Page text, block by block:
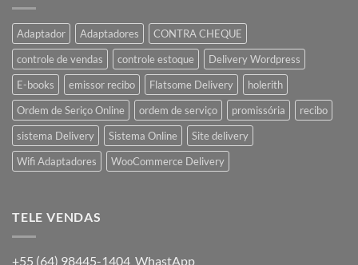
Adaptador Adaptadores
CONTRA CHEQUE
controle de vendas
controle estoque
Delivery Wordpress
E-books
emissor recibo Flatsome Delivery
holerith
Ordem de Seriço Online
ordem de serviço promissória
recibo
sistema Delivery
Sistema Online
Site delivery
Wifi Adaptadores
WooCommerce Delivery
TELE VENDAS
+55 (64) 98445-1404 WhastApp